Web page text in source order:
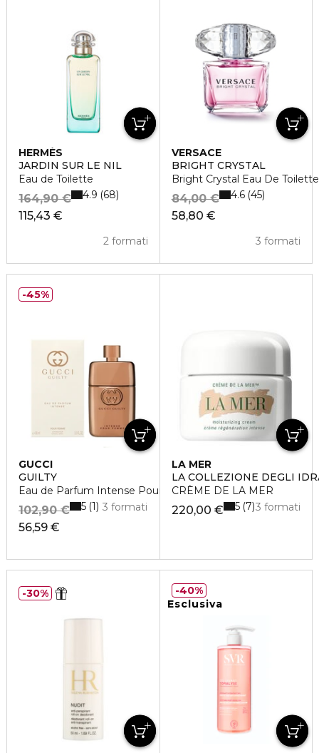
HERMÈS
JARDIN SUR LE NIL
Eau de Toilette
115,43 €
164,90 €
2 formati
4.9 68
VERSACE
BRIGHT CRYSTAL
Bright Crystal Eau De
58,80 €
84,00 €
3 formati
4.6 45
GUCCI
GUILTY
Eau de Parfum Intense Pour Femme
56,59 €
102,90 € 3 formati
5 1
45%
LA MER
LA COLLEZIONE DEGLI
CRÈME DE LA MER
220,00 € 3 formati
5 7
30%
Esclusiva
40%